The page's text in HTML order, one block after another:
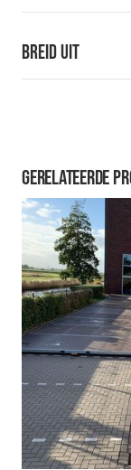
Breid uit
Gerelateerde